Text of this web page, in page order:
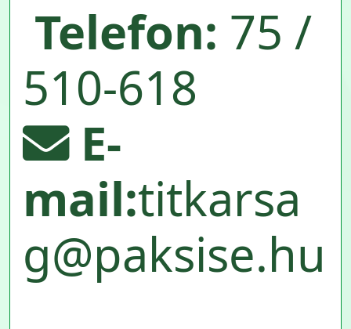
Telefon: 75 /
510-618
E-
mail:titkarsa
g@paksise.hu